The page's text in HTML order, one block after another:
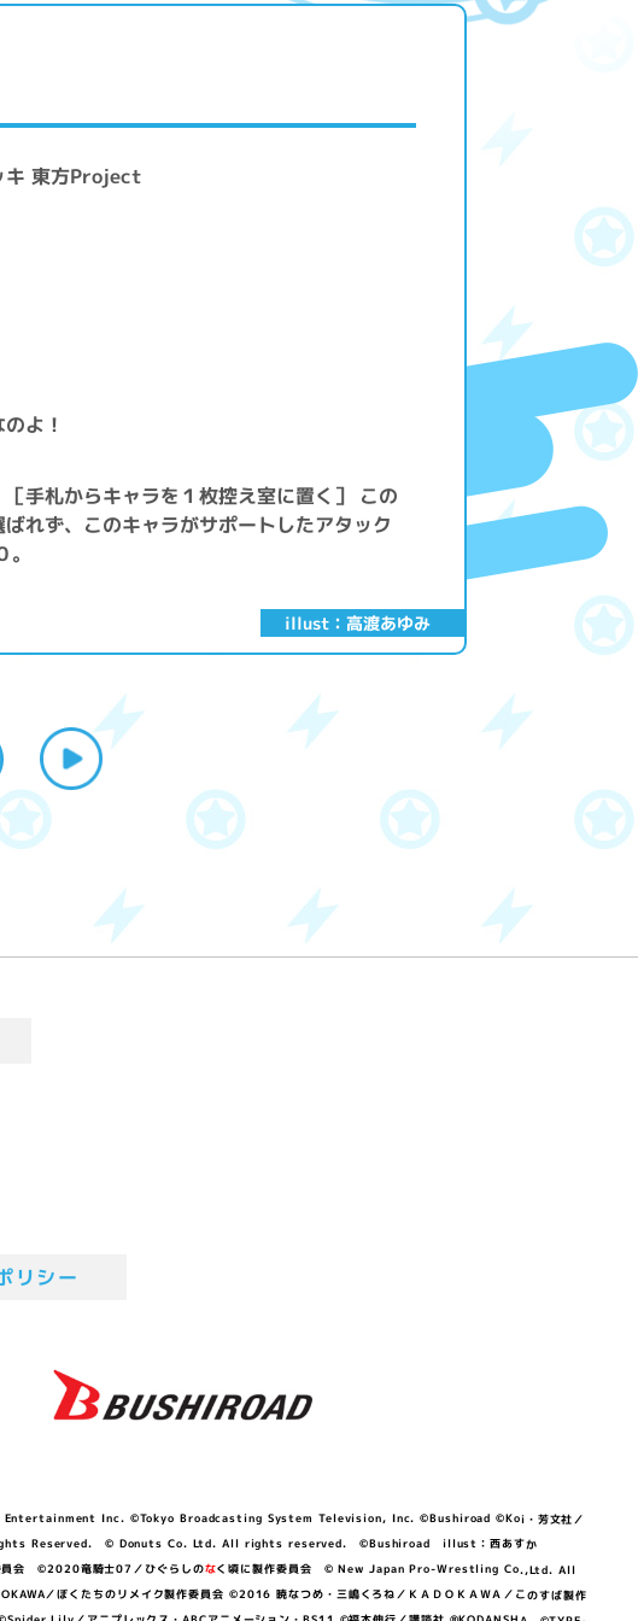
illust：高渡あゆみ
キ 東方Project
よ！
［手札からキャラを１枚控え室に置く］ この
れず、このキャラがサポートしたアタック
リシー
Inc. ©Tokyo Broadcasting System Television, Inc. ©Bushiroad ©Koi・芳文社／
Reserved. © Donuts Co. Ltd. All rights reserved. ©Bushiroad illust：西あすか
員会 ©2020竜騎士07／ひぐらしのなく頃に製作委員会 © New Japan Pro-Wrestling Co.,Ltd. All
ぼくたちのリメイク製作委員会 ©2016 暁なつめ・三嶋くろね／ＫＡＤＯＫＡＷＡ／このすば製作